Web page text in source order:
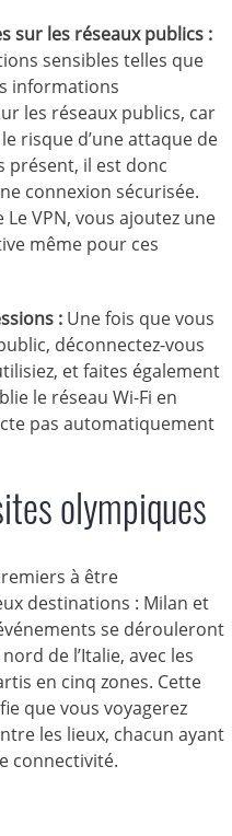
sur les réseaux publics :
sensibles telles que
informations
les réseaux publics, car
risque d’une attaque de
présent, il est donc
connexion sécurisée.
VPN, vous ajoutez une
même pour ces
: Une fois que vous
déconnectez-vous
et faites également
le réseau Wi-Fi en
pas automatiquement
olympiques
à être
destinations : Milan et
se dérouleront
de l’Italie, avec les
en cinq zones. Cette
que vous voyagerez
les lieux, chacun ayant
connectivité.